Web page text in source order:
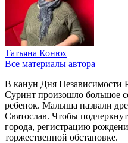
Татьяна Конюх
Все материалы автора
В канун Дня Независимости
Суринт произошло большое
ребенок. Малыша назвали
Святослав. Чтобы
города, регистрацию
торжественной обстановке.